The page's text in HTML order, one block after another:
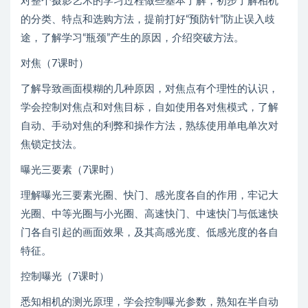
的分类、特点和选购方法，提前打好“预防针”防止误入歧
途，了解学习“瓶颈”产生的原因，介绍突破方法。
对焦（7课时）
了解导致画面模糊的几种原因，对焦点有个理性的认识，
学会控制对焦点和对焦目标，自如使用各对焦模式，了解
自动、手动对焦的利弊和操作方法，熟练使用单电单次对
焦锁定技法。
曝光三要素（7课时）
理解曝光三要素光圈、快门、感光度各自的作用，牢记大
光圈、中等光圈与小光圈、高速快门、中速快门与低速快
门各自引起的画面效果，及其高感光度、低感光度的各自
特征。
控制曝光（7课时）
悉知相机的测光原理，学会控制曝光参数，熟知在半自动